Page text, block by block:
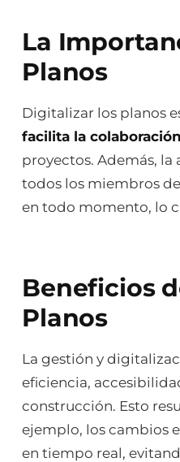
La
Planos
Digitalizar los planos
facilita la colaboración
proyectos. Además,
todos los miembros
en todo momento, lo
Beneficios
Planos
La gestión y
eficiencia,
construcción. Esto
ejemplo, los cambios
en tiempo real,